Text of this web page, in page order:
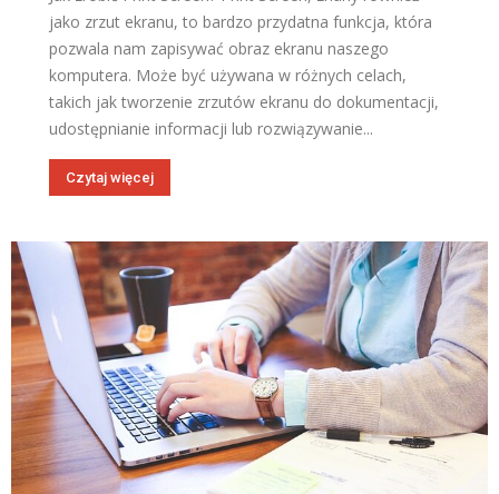
jako zrzut ekranu, to bardzo przydatna funkcja, która
pozwala nam zapisywać obraz ekranu naszego
komputera. Może być używana w różnych celach,
takich jak tworzenie zrzutów ekranu do dokumentacji,
udostępnianie informacji lub rozwiązywanie...
Czytaj więcej